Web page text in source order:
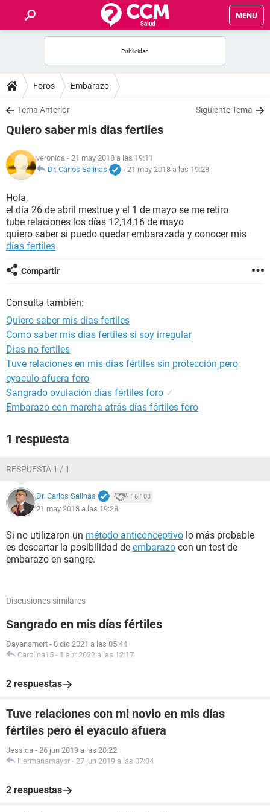
MENU
FOROS
SALUD
FAMILIA
NUTRICIÓN
BIENESTAR
SEXUALIDAD
GLOSARIO
Foros Embarazo
Tema Anterior Siguiente Tema
Quiero saber mis dias fertiles
veronica - 21 may 2018 a las 19:11
Dr. Carlos Salinas
- 21 may 2018 a las 19:28
Hola,
el día 26 de abril mestrue y el 1 de mayo se me retiro
tube relaciones los días 12,14,16 de mayo
quiero saber si puedo quedar embarazada y conocer mis
días fertiles
Compartir
Consulta también:
Quiero saber mis dias fertiles
Como saber mis dias fertiles si soy irregular
Dias no fertiles
Tuve relaciones en mis días fértiles sin protección pero
eyaculo afuera foro
Sangrado ovulación días fértiles foro ✓
Embarazo con marcha atrás días fértiles foro
1 respuesta
RESPUESTA 1 / 1
Dr. Carlos Salinas 16.108
21 may 2018 a las 19:28
Si no utilizaron un método anticonceptivo lo más probable
es descartar la posibilidad de embarazo con un test de
embarazo en sangre.
Discusiones similares
Sangrado en mis días fértiles
Dayanamort - 8 dic 2021 a las 05:44
Carolina15 - 1 abr 2022 a las 12:17
2 respuestas
Tuve relaciones con mi novio en mis días
fértiles pero él eyaculo afuera
Jessica - 26 jun 2019 a las 20:22
Hermanamayor - 27 jun 2019 a las 07:04
2 respuestas